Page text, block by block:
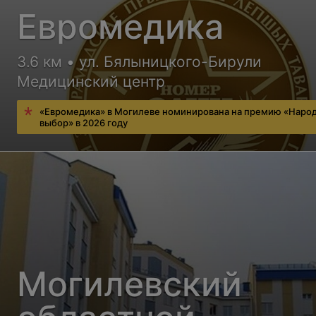
Евромедика
3.6 км • ул. Бялыницкого-Бирули
Медицинский центр
«Евромедика» в Могилеве номинирована на премию
выбор» в 2026 году
Могилевский